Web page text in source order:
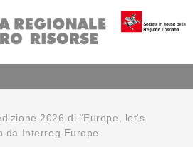
2026 di “Europe, let's
da Interreg Europe